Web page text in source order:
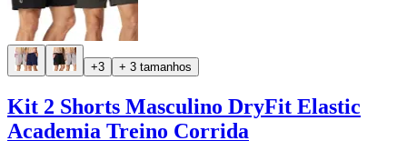
+3 + 3 tamanhos
Kit 2 Shorts Masculino DryFit Elastic
Academia Treino Corrida